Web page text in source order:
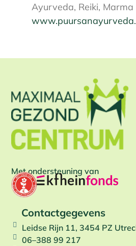
Ayurveda, Reiki,
Met ondersteuning van
Contactgegevens
Leidse Rijn 11, 3454 PZ
06–388 99 217